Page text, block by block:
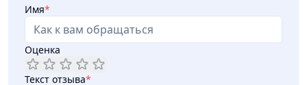
Имя*
Оценка
Текст отзыва*